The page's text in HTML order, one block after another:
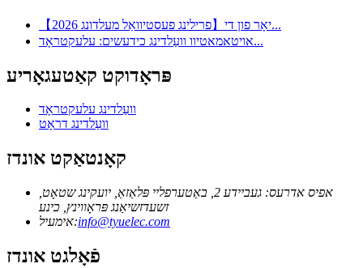
【2026 פרילינג פעסטיוואַל מעלדונג】יאָר פון די...
אויטאמאטיוו וועַלדינג כידעשים: עלעקטראָד...
פּראָדוקט קאַטעגאָריע
וועַלדינג עלעקטראָד
וועַלדינג דראָט
קאָנטאַקט אונדז
אפיס אדרעס: געביידע 2, באַטערפליי פּלאַזאַ, יועקינג שטאָט,
זשעדזשיאַנג פּראָווינץ, כינע
אימעיל:info@tyuelec.com
פֿאָלגט אונדז